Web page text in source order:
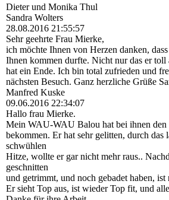
Dieter und Monika Thul
Sandra Wolters
28.08.2016 21:55:57
Sehr geehrte Frau Mierke,
ich möchte Ihnen von Herzen danken,
Ihnen kommen durfte. Nicht nur das er toll
hat ein Ende. Ich bin total zufrieden und
nächsten Besuch. Ganz herzliche Grüße
Manfred Kuske
09.06.2016 22:34:07
Hallo frau Mierke.
Mein WAU-WAU Balou hat bei ihnen den
bekommen. Er hat sehr gelitten, durch das
schwühlen
Hitze, wollte er gar nicht mehr raus..
geschnitten
und getrimmt, und noch gebadet haben,
Er sieht Top aus, ist wieder Top fit, und